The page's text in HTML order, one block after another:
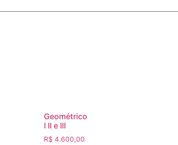
Geométrico
I II e III
R$ 4.600,00